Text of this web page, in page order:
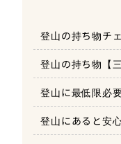
登山の持ち物チ
【季節別】
山小屋泊登
テント泊登
軽量化を優先
登山の持ち物【
登山靴選び方の
一口メモ
ザック（バッ
選び方の
一口メモ
レインウェア
選び方の
一口メモ
登山に最低限必
登山に必ず
地図・コンパ
一口メモ
ヘッドライト
一口メモ
水筒・ハイド
選び方の
一口メモ
行動食（エナ
登山にあると安
「エマージ
救急セット（
選び方の
一口メモ
日焼け止め・
選び方の
一口メモ
ゴミ袋
一口メモ
泊まり登山
「山小屋
ち物リスト
インナー
アイマスク
枕
テントマ
シュラフ
シュラフ
サングラ
ゴーグル